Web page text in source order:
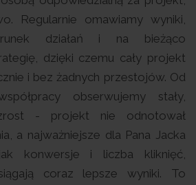
Regularnie omawiamy wyniki,
działań i na bieżąco
dzięki czemu cały projekt
i bez żadnych przestojów. Od
obserwujemy stały,
- projekt nie odnotował
a najważniejsze dla Pana Jacka
konwersje i liczba kliknięć,
coraz lepsze wyniki. To